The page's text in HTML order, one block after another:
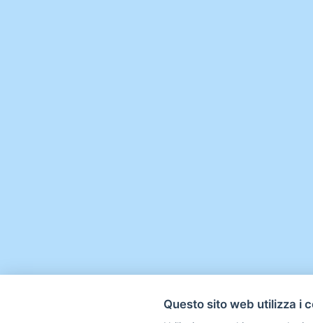
Questo sito web utilizza i